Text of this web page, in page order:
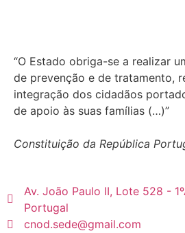
“O Estado obriga-se a realizar
de prevenção e de tratamento,
integração dos cidadãos
de apoio às suas famílias (…)”
Constituição da República
Av. João Paulo II, Lote 528 -
Portugal
cnod.sede@gmail.com